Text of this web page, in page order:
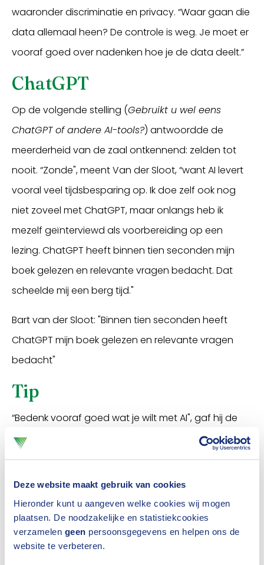
Deze website maakt gebruik van cookies
Hieronder kunt u aangeven welke cookies wij mogen
plaatsen. De noodzakelijke en statistiekcookies
verzamelen geen persoonsgegevens en helpen ons de
website te verbeteren.
waaronder discriminatie en privacy. “Waar gaan die
data allemaal heen? De controle is weg. Je moet er
vooraf goed over nadenken hoe je de data deelt.”
ChatGPT
Op de volgende stelling (Gebruikt u wel eens
ChatGPT of andere AI-tools?) antwoordde de
meerderheid van de zaal ontkennend: zelden tot
nooit. “Zonde", meent Van der Sloot, “want AI levert
vooral veel tijdsbesparing op. Ik doe zelf ook nog
niet zoveel met ChatGPT, maar onlangs heb ik
mezelf geïnterviewd als voorbereiding op een
lezing. ChatGPT heeft binnen tien seconden mijn
boek gelezen en relevante vragen bedacht. Dat
scheelde mij een berg tijd."
Bart van der Sloot: "Binnen tien seconden heeft
ChatGPT mijn boek gelezen en relevante vragen
bedacht"
Tip
“Bedenk vooraf goed wat je wilt met AI", gaf hij de
zaal als tip mee. “Veel mensen vinden het eng. En
natuurlijk kleven er gevaren aan het gebruik, maar
denk naast de risico's ook eens in kansen. In de
rechterlijke macht kunnen ‘standaard’ zaken door AI
worden afgehandeld. Dat zorgt ervoor dat een
rechter meer tijd overhoudt voor de ingewikkelde